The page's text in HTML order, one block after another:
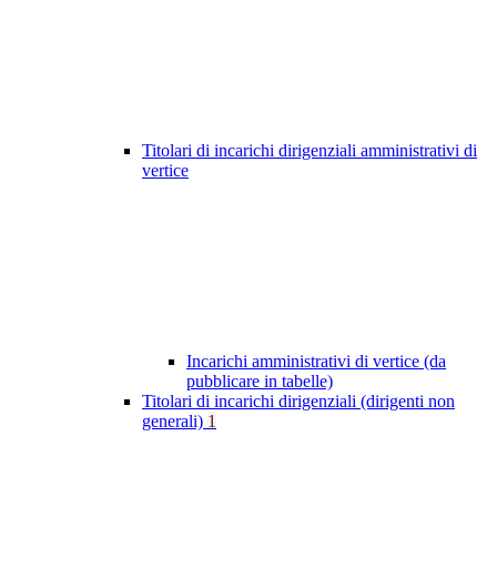
Titolari di incarichi dirigenziali amministrativi di
vertice
Incarichi amministrativi di vertice (da
pubblicare in tabelle)
Titolari di incarichi dirigenziali (dirigenti non
generali) 1